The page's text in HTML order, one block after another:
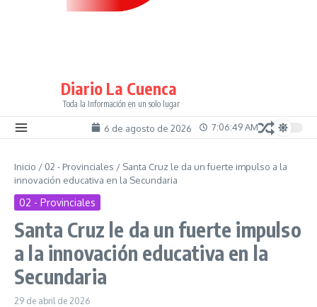
Diario La Cuenca
Toda la Información en un solo lugar
6 de agosto de 2026 7:06:49 AM
Inicio / 02 - Provinciales / Santa Cruz le da un fuerte impulso a la
innovación educativa en la Secundaria
02 - Provinciales
Santa Cruz le da un fuerte impulso
a la innovación educativa en la
Secundaria
29 de abril de 2026